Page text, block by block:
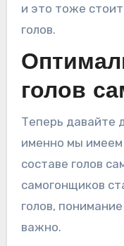
и это тоже
голов.
голов
Теперь давайте
именно мы имеем
составе голов
самогонщиков
голов,
важно.